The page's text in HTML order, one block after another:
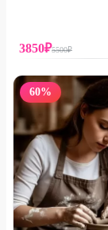
3850₽5500₽
60%